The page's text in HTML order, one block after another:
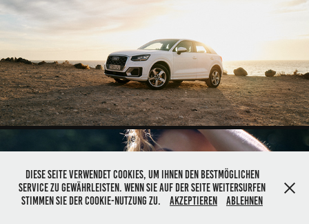
AUDI Q2
Diese Seite verwendet Cookies, um Ihnen den bestmöglichen
Service zu gewährleisten. Wenn Sie auf der Seite weitersurfen
stimmen Sie der Cookie-Nutzung zu.
Akzeptieren Ablehnen